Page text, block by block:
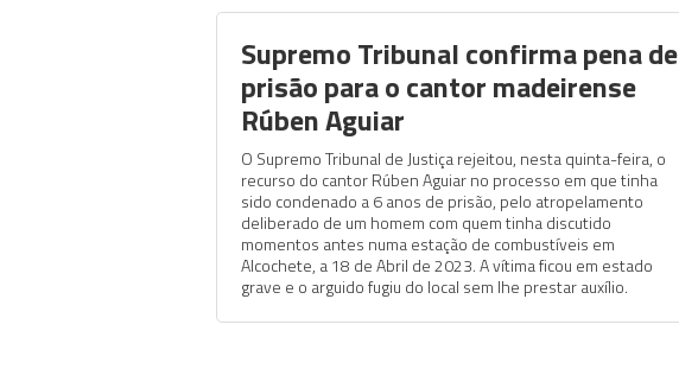
Supremo Tribunal confirma pena de
prisão para o cantor madeirense
Rúben Aguiar
O Supremo Tribunal de Justiça rejeitou, nesta quinta-feira, o
recurso do cantor Rúben Aguiar no processo em que tinha
sido condenado a 6 anos de prisão, pelo atropelamento
deliberado de um homem com quem tinha discutido
momentos antes numa estação de combustíveis em
Alcochete, a 18 de Abril de 2023. A vítima ficou em estado
grave e o arguido fugiu do local sem lhe prestar auxílio.